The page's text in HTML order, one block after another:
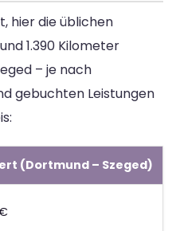
hier die üblichen
1.390 Kilometer
– je nach
gebuchten Leistungen
(Dortmund – Szeged)